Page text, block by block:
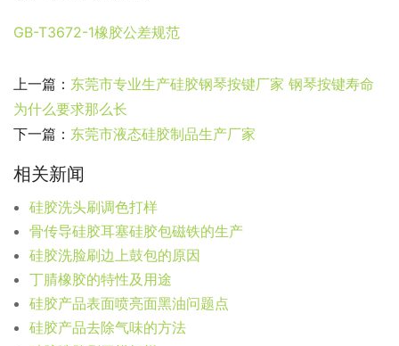
GB-T3672-1橡胶公差规范
上一篇： 东莞市专业生产硅胶钢琴按键厂家 钢琴按键寿命
为什么要求那么长
下一篇： 东莞市液态硅胶制品生产厂家
相关新闻
硅胶洗头刷调色打样
骨传导硅胶耳塞硅胶包磁铁的生产
硅胶洗脸刷边上鼓包的原因
丁腈橡胶的特性及用途
硅胶产品表面喷亮面黑油问题点
硅胶产品去除气味的方法